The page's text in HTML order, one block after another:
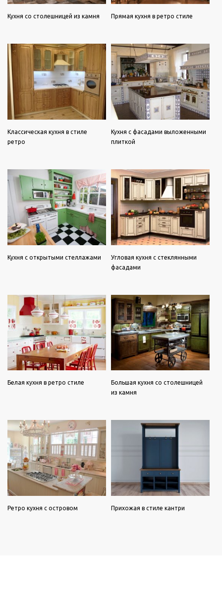
Кухня со столешницей из камня Прямая кухня в ретро стиле
Классическая кухня в стиле
ретро
Кухня с фасадами выложенными
плиткой
Кухня с открытыми стеллажами
Угловая кухня с стеклянными
фасадами
Белая кухня в ретро стиле
Большая кухня со столешницей
из камня
Ретро кухня с островом Прихожая в стиле кантри